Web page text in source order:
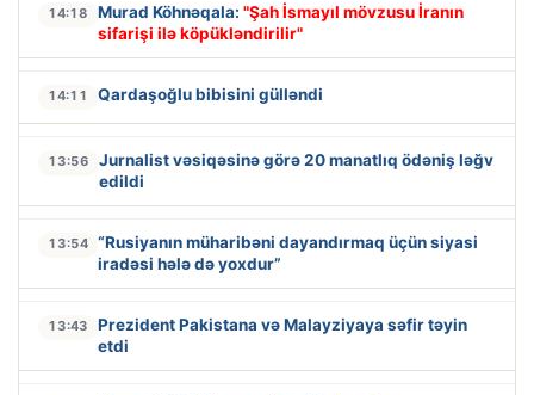
14:18 Murad Köhnəqala: "Şah İsmayıl mövzusu İranın
sifarişi ilə köpükləndirilir"
14:11 Qardaşoğlu bibisini gülləndi
13:56
Jurnalist vəsiqəsinə görə 20 manatlıq ödəniş ləğv
edildi
13:54 “Rusiyanın müharibəni dayandırmaq üçün siyasi
iradəsi hələ də yoxdur”
13:43
Prezident Pakistana və Malayziyaya səfir təyin
etdi